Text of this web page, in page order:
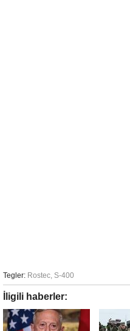
Tegler: Rostec, S-400
İligili haberler: